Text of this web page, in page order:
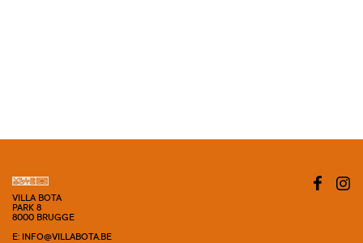
VILLA BOTA
PARK 8
8000 BRUGGE
E: INFO@VILLABOTA.BE